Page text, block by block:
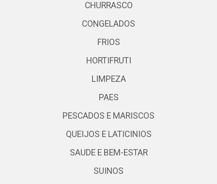
CHURRASCO
CONGELADOS
FRIOS
HORTIFRUTI
LIMPEZA
PAES
PESCADOS E MARISCOS
QUEIJOS E LATICINIOS
SAUDE E BEM-ESTAR
SUINOS